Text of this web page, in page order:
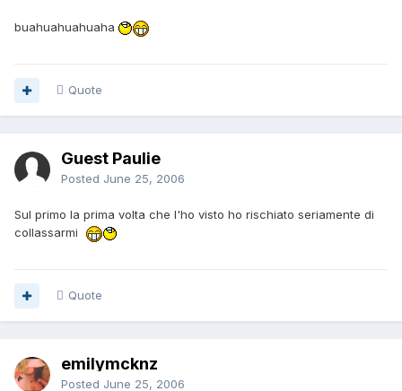
buahuahuahuaha
Quote
Guest Paulie
Posted June 25, 2006
Sul primo la prima volta che l'ho visto ho rischiato seriamente di
collassarmi
Quote
emilymcknz
Posted June 25, 2006